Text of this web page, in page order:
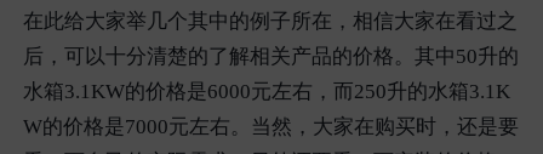
在此给大家举几个其中的例子所在，相信大家在看过之
后，可以十分清楚的了解相关产品的价格。其中50升的
水箱3.1KW的价格是6000元左右，而250升的水箱3.1K
W的价格是7000元左右。当然，大家在购买时，还是要